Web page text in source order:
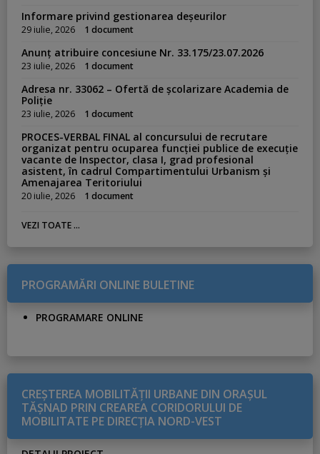
Informare privind gestionarea deșeurilor
29 iulie, 2026 1 document
Anunț atribuire concesiune Nr. 33.175/23.07.2026
23 iulie, 2026 1 document
Adresa nr. 33062 – Ofertă de școlarizare Academia de
Poliție
23 iulie, 2026 1 document
PROCES-VERBAL FINAL al concursului de recrutare
organizat pentru ocuparea funcției publice de execuție
vacante de Inspector, clasa I, grad profesional
asistent, în cadrul Compartimentului Urbanism și
Amenajarea Teritoriului
20 iulie, 2026 1 document
VEZI TOATE ...
PROGRAMĂRI ONLINE BULETINE
PROGRAMARE ONLINE
CREŞTEREA MOBILITĂŢII URBANE DIN ORAŞUL
TĂŞNAD PRIN CREAREA CORIDORULUI DE
MOBILITATE PE DIRECŢIA NORD-VEST